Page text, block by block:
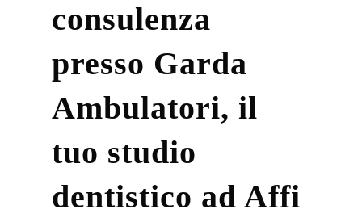
consulenza
presso Garda
Ambulatori, il
tuo studio
dentistico ad Affi